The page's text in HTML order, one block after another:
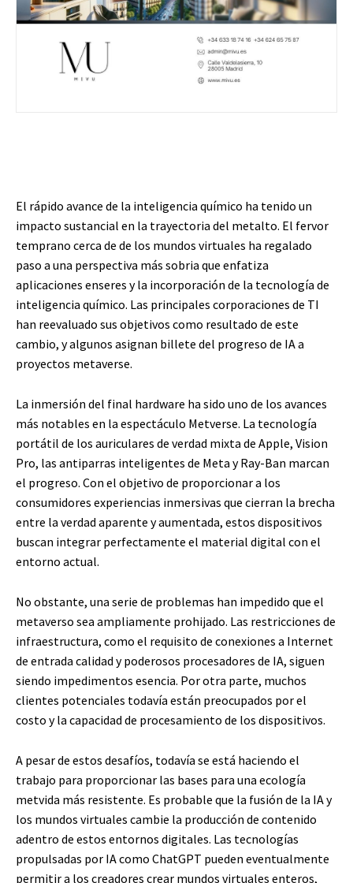
El rápido avance de la inteligencia químico ha tenido un
impacto sustancial en la trayectoria del metalto. El fervor
temprano cerca de de los mundos virtuales ha regalado
paso a una perspectiva más sobria que enfatiza
aplicaciones enseres y la incorporación de la tecnología de
inteligencia químico. Las principales corporaciones de TI
han reevaluado sus objetivos como resultado de este
cambio, y algunos asignan billete del progreso de IA a
proyectos metaverse.
La inmersión del final hardware ha sido uno de los avances
más notables en la espectáculo Metverse. La tecnología
portátil de los auriculares de verdad mixta de Apple, Vision
Pro, las antiparras inteligentes de Meta y Ray-Ban marcan
el progreso. Con el objetivo de proporcionar a los
consumidores experiencias inmersivas que cierran la brecha
entre la verdad aparente y aumentada, estos dispositivos
buscan integrar perfectamente el material digital con el
entorno actual.
No obstante, una serie de problemas han impedido que el
metaverso sea ampliamente prohijado. Las restricciones de
infraestructura, como el requisito de conexiones a Internet
de entrada calidad y poderosos procesadores de IA, siguen
siendo impedimentos esencia. Por otra parte, muchos
clientes potenciales todavía están preocupados por el
costo y la capacidad de procesamiento de los dispositivos.
A pesar de estos desafíos, todavía se está haciendo el
trabajo para proporcionar las bases para una ecología
metvida más resistente. Es probable que la fusión de la IA y
los mundos virtuales cambie la producción de contenido
adentro de estos entornos digitales. Las tecnologías
propulsadas por IA como ChatGPT pueden eventualmente
permitir a los creadores crear mundos virtuales enteros,